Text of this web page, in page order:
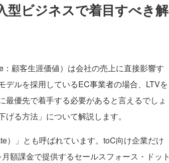
型ビジネスで着目すべき解
顧客生涯価値）は会社の売上に直接影響す
デルを採用しているEC事業者の場合、LTVを
優先で着手する必要があると言えるでしょ
る方法」について解説します。
」とも呼ばれています。toC向け企業だけ
額課金で提供するセールスフォース・ドット